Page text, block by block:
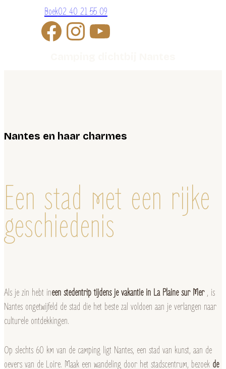
Boek02 40 21 55 09
Nantes en haar charmes
Een stad met een rijke
geschiedenis
Als je zin hebt ineen stedentrip tijdens je vakantie in La Plaine sur Mer , is
Nantes ongetwijfeld de stad die het beste zal voldoen aan je verlangen naar
culturele ontdekkingen.
Op slechts 60 km van de camping ligt Nantes, een stad van kunst, aan de
oevers van de Loire. Maak een wandeling door het stadscentrum, bezoek de